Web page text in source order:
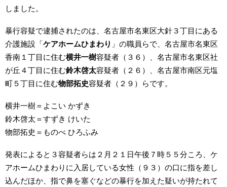
しました。
暴行容疑で逮捕されたのは、名古屋市名東区大針３丁目にある
介護施設「ケアホームひまわり 」の職員らで、名古屋市名東区
香南１丁目に住む横井一樹容疑者（３６）、名古屋市名東区社
が丘４丁目に住む鈴木啓太容疑者（２６）、名古屋市南区元塩
町５丁目に住む物部拓史容疑者（２９）らです。
横井一樹＝よこい かずき
鈴木啓太＝すずき けいた
物部拓史＝ものべ ひろふみ
発表によると３容疑者らは２月２１日午後７時５５分ころ、ケ
アホームひまわりに入居している女性（９３）の口に指を差し
込んだほか、指で鼻を塞ぐなどの暴行を加えた疑いが持たれて